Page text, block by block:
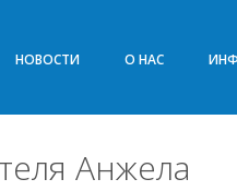
НОВОСТИ О НАС
Анжела